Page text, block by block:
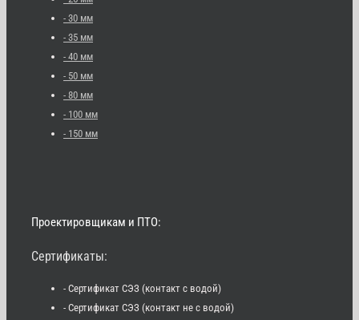
- 30 мм
- 35 мм
- 40 мм
- 50 мм
- 80 мм
- 100 мм
- 150 мм
Проектировщикам и ПТО:
Сертификаты:
- Сертификат СЭЗ (контакт с водой)
- Сертификат СЭЗ (контакт не с водой)